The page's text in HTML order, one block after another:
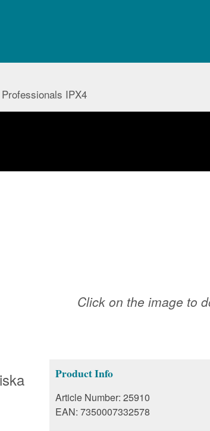
IPX4
Click on the image to
Product Info
Article Number:25910
EAN:7350007332578